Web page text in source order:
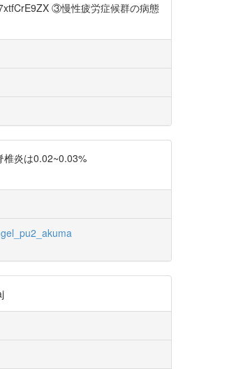
③慢性疲労症候群の病態
椎炎は0.02~0.03%